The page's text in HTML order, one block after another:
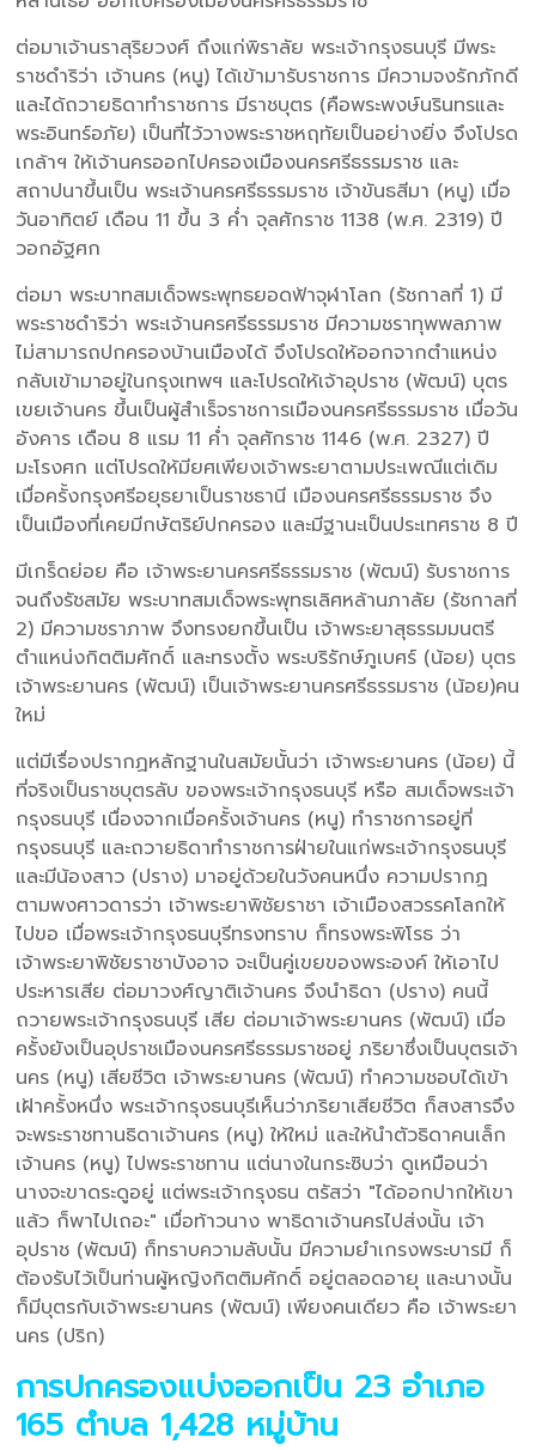
ต่อมาเจ้านราสุริยวงศ์ ถึงแก่พิราลัย พระเจ้ากรุงธนบุรี มีพระ
ราชดำริว่า เจ้านคร (หนู) ได้เข้ามารับราชการ มีความจงรักภักดี
และได้ถวายธิดาทำราชการ มีราชบุตร (คือพระพงษ์นรินทรและ
พระอินทร์อภัย) เป็นที่ไว้วางพระราชหฤทัยเป็นอย่างยิ่ง จึงโปรด
เกล้าฯ ให้เจ้านครออกไปครองเมืองนครศรีธรรมราช และ
สถาปนาขึ้นเป็น พระเจ้านครศรีธรรมราช เจ้าขันธสีมา (หนู) เมื่อ
วันอาทิตย์ เดือน 11 ขึ้น 3 ค่ำ จุลศักราช 1138 (พ.ศ. 2319) ปี
วอกอัฐศก
ต่อมา พระบาทสมเด็จพระพุทธยอดฟ้าจุฬาโลก (รัชกาลที่ 1) มี
พระราชดำริว่า พระเจ้านครศรีธรรมราช มีความชราทุพพลภาพ
ไม่สามารถปกครองบ้านเมืองได้ จึงโปรดให้ออกจากตำแหน่ง
กลับเข้ามาอยู่ในกรุงเทพฯ และโปรดให้เจ้าอุปราช (พัฒน์) บุตร
เขยเจ้านคร ขึ้นเป็นผู้สำเร็จราชการเมืองนครศรีธรรมราช เมื่อวัน
อังคาร เดือน 8 แรม 11 ค่ำ จุลศักราช 1146 (พ.ศ. 2327) ปี
มะโรงศก แต่โปรดให้มียศเพียงเจ้าพระยาตามประเพณีแต่เดิม
เมื่อครั้งกรุงศรีอยุธยาเป็นราชธานี เมืองนครศรีธรรมราช จึง
เป็นเมืองที่เคยมีกษัตริย์ปกครอง และมีฐานะเป็นประเทศราช 8 ปี
มีเกร็ดย่อย คือ เจ้าพระยานครศรีธรรมราช (พัฒน์) รับราชการ
จนถึงรัชสมัย พระบาทสมเด็จพระพุทธเลิศหล้านภาลัย (รัชกาลที่
2) มีความชราภาพ จึงทรงยกขึ้นเป็น เจ้าพระยาสุธรรมมนตรี
ตำแหน่งกิตติมศักดิ์ และทรงตั้ง พระบริรักษ์ภูเบศร์ (น้อย) บุตร
เจ้าพระยานคร (พัฒน์) เป็นเจ้าพระยานครศรีธรรมราช (น้อย)คน
ใหม่
แต่มีเรื่องปรากฏหลักฐานในสมัยนั้นว่า เจ้าพระยานคร (น้อย) นี้
ที่จริงเป็นราชบุตรลับ ของพระเจ้ากรุงธนบุรี หรือ สมเด็จพระเจ้า
กรุงธนบุรี เนื่องจากเมื่อครั้งเจ้านคร (หนู) ทำราชการอยู่ที่
กรุงธนบุรี และถวายธิดาทำราชการฝ่ายในแก่พระเจ้ากรุงธนบุรี
และมีน้องสาว (ปราง) มาอยู่ด้วยในวังคนหนึ่ง ความปรากฏ
ตามพงศาวดารว่า เจ้าพระยาพิชัยราชา เจ้าเมืองสวรรคโลกให้
ไปขอ เมื่อพระเจ้ากรุงธนบุรีทรงทราบ ก็ทรงพระพิโรธ ว่า
เจ้าพระยาพิชัยราชาบังอาจ จะเป็นคู่เขยของพระองค์ ให้เอาไป
ประหารเสีย ต่อมาวงศ์ญาติเจ้านคร จึงนำธิดา (ปราง) คนนี้
ถวายพระเจ้ากรุงธนบุรี เสีย ต่อมาเจ้าพระยานคร (พัฒน์) เมื่อ
ครั้งยังเป็นอุปราชเมืองนครศรีธรรมราชอยู่ ภริยาซึ่งเป็นบุตรเจ้า
นคร (หนู) เสียชีวิต เจ้าพระยานคร (พัฒน์) ทำความชอบได้เข้า
เฝ้าครั้งหนึ่ง พระเจ้ากรุงธนบุรีเห็นว่าภริยาเสียชีวิต ก็สงสารจึง
จะพระราชทานธิดาเจ้านคร (หนู) ให้ใหม่ และให้นำตัวธิดาคนเล็ก
เจ้านคร (หนู) ไปพระราชทาน แต่นางในกระซิบว่า ดูเหมือนว่า
นางจะขาดระดูอยู่ แต่พระเจ้ากรุงธน ตรัสว่า "ได้ออกปากให้เขา
แล้ว ก็พาไปเถอะ" เมื่อท้าวนาง พาธิดาเจ้านครไปส่งนั้น เจ้า
อุปราช (พัฒน์) ก็ทราบความลับนั้น มีความยำเกรงพระบารมี ก็
ต้องรับไว้เป็นท่านผู้หญิงกิตติมศักดิ์ อยู่ตลอดอายุ และนางนั้น
ก็มีบุตรกับเจ้าพระยานคร (พัฒน์) เพียงคนเดียว คือ เจ้าพระยา
นคร (ปริก)
การปกครองแบ่งออกเป็น 23 อำเภอ
165 ตำบล 1,428 หมู่บ้าน